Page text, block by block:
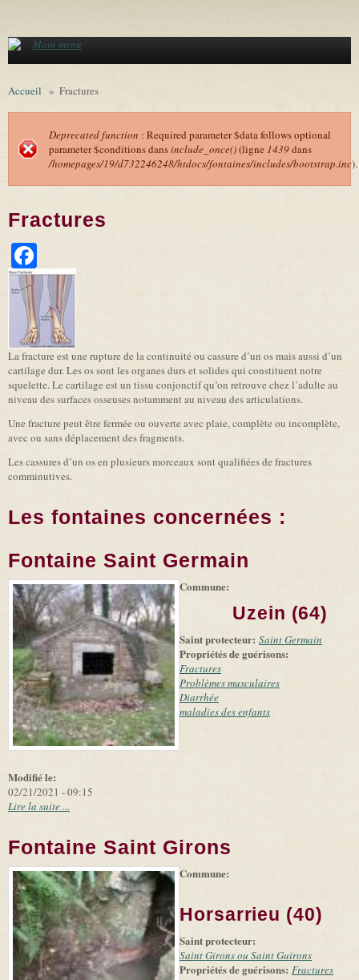
Main menu
Accueil » Fractures
Message d'erreur
Deprecated function : Required parameter $data follows optional
parameter $conditions dansinclude_once()(ligne 1439dans
/homepages/19/d732246248/htdocs/fontaines/includes/bootstrap.inc).
Fractures
La fracture est une rupture de la continuité ou cassure d’un os mais aussi d’un
cartilage dur. Les os sont les organes durs et solides qui constituent notre
squelette. Le cartilage est un tissu conjonctif qu’on retrouve chez l’adulte au
niveau des surfaces osseuses notamment au niveau des articulations.
Une fracture peut être fermée ou ouverte avec plaie, complète ou incomplète,
avec ou sans déplacement des fragments.
Les cassures d’un os en plusieurs morceaux sont qualifiées de fractures
comminutives.
Les fontaines concernées :
Fontaine Saint Germain
Leaflet (link is
|
Tiles
(link is
external)
©
Microsoft
and
suppliers
Modifié le:
02/21/2021 - 09:15
Commune:
Uzein (64)
Saint protecteur: Saint Germain
Propriétés de guérisons:
Fractures
Problèmes musculaires
Diarrhée
maladies des enfants
Lire la suite ...
Fontaine Saint Girons
-
Leaflet (link is
|
Tiles
external)
Microsoft
and
suppliers
Commune:
Horsarrieu (40)
Saint protecteur:
Saint Girons ou Saint Guirons
Propriétés de guérisons: Fractures